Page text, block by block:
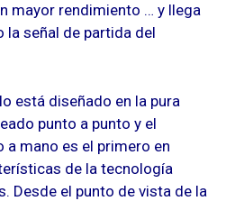
mayor rendimiento … y llega
la señal de partida del
está diseñado en la pura
punto a punto y el
mano es el primero en
de la tecnología
Desde el punto de vista de la